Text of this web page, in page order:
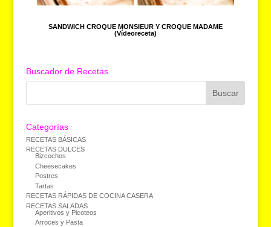
SANDWICH CROQUE MONSIEUR Y CROQUE MADAME
(Vídeoreceta)
Buscador de Recetas
Categorías
RECETAS BÁSICAS
RECETAS DULCES
Bizcochos
Cheesecakes
Postres
Tartas
RECETAS RÁPIDAS DE COCINA CASERA
RECETAS SALADAS
Aperitivos y Picoteos
Arroces y Pasta